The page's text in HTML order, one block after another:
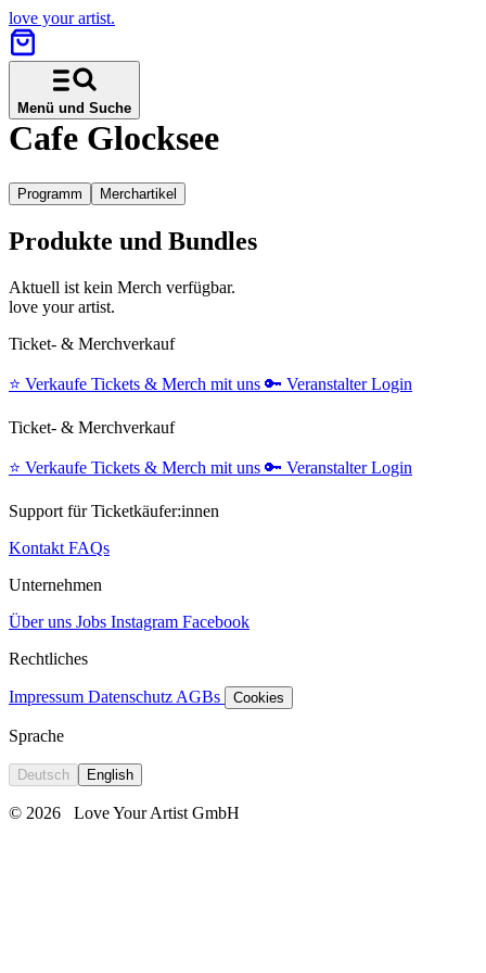
love your artist.
Menü und Suche
Cafe Glocksee
Programm Merchartikel
Produkte und Bundles
Aktuell ist kein Merch verfügbar.
love your artist.
Ticket- & Merchverkauf
⭐️ Verkaufe Tickets & Merch mit uns 🔑 Veranstalter Login
Ticket- & Merchverkauf
⭐️ Verkaufe Tickets & Merch mit uns 🔑 Veranstalter Login
Support für Ticketkäufer:innen
Kontakt FAQs
Unternehmen
Über uns Jobs Instagram Facebook
Rechtliches
Impressum Datenschutz AGBs Cookies
Sprache
Deutsch English
© 2026 Love Your Artist GmbH